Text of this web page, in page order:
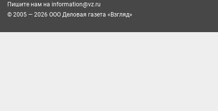
Пишите нам на information@vz.ru
© 2005 — 2026 ООО Деловая газета «Взгляд»